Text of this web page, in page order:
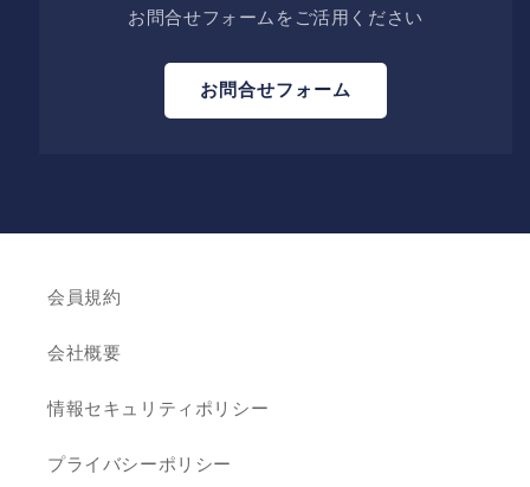
お問合せフォームをご活用ください
お問合せフォーム
会員規約
会社概要
情報セキュリティポリシー
プライバシーポリシー